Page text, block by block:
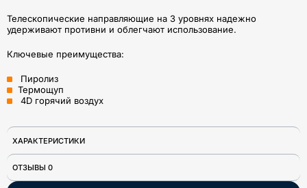
Телескопические направляющие на 3 уровнях надежно
удерживают противни и облегчают использование.
Ключевые преимущества:
Пиролиз
Термощуп
4D горячий воздух
ХАРАКТЕРИСТИКИ
ОТЗЫВЫ 0